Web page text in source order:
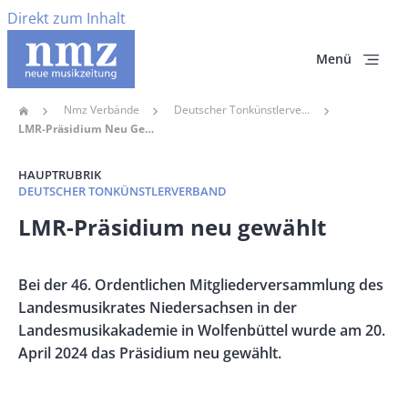
Direkt zum Inhalt
Menü
Pfadnavigation
Home Nmz Verbände
Deutscher Tonkünstlerverband
LMR-Präsidium Neu Gewählt
HAUPTRUBRIK
DEUTSCHER TONKÜNSTLERVERBAND
Banner
LMR-Präsidium neu gewählt
Vorspann
/
Teaser
Bei der 46. Ordentlichen Mitgliederversammlung des
Landesmusikrates Niedersachsen in der
Landesmusikakademie in Wolfenbüttel wurde am 20.
April 2024 das Präsidium neu gewählt.